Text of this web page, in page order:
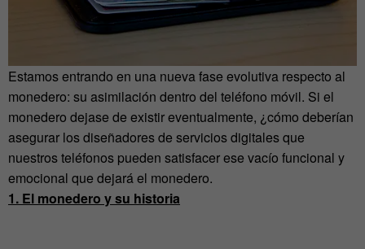
Estamos entrando en una nueva fase evolutiva respecto al
monedero: su asimilación dentro del teléfono móvil. Si el
monedero dejase de existir eventualmente, ¿cómo deberían
asegurar los diseñadores de servicios digitales que
nuestros teléfonos pueden satisfacer ese vacío funcional y
emocional que dejará el monedero.
1. El monedero y su historia